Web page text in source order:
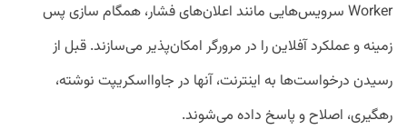
Worker سرویس‌هایی مانند اعلان‌های فشار، همگام سازی پس
زمینه و عملکرد آفلاین را در مرورگر امکان‌پذیر می‌سازند. قبل از
رسیدن درخواست‌ها به اینترنت، آنها در جاوااسکریپت نوشته،
رهگیری، اصلاح و پاسخ داده می‌شوند.